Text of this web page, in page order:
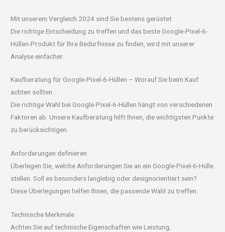
Mit unserem Vergleich 2024 sind Sie bestens gerüstet
Die richtige Entscheidung zu treffen und das beste Google-Pixel-6-
Hüllen-Produkt für Ihre Bedürfnisse zu finden, wird mit unserer
Analyse einfacher.
Kaufberatung für Google-Pixel-6-Hüllen – Worauf Sie beim Kauf
achten sollten
Die richtige Wahl bei Google-Pixel-6-Hüllen hängt von verschiedenen
Faktoren ab. Unsere Kaufberatung hilft Ihnen, die wichtigsten Punkte
zu berücksichtigen.
Anforderungen definieren
Überlegen Sie, welche Anforderungen Sie an ein Google-Pixel-6-Hülle
stellen. Soll es besonders langlebig oder designorientiert sein?
Diese Überlegungen helfen Ihnen, die passende Wahl zu treffen.
Technische Merkmale
Achten Sie auf technische Eigenschaften wie Leistung,